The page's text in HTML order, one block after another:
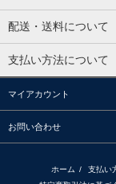
配送・送料について
支払い方法について
マイアカウント
お問い合わせ
ホーム / 支払い